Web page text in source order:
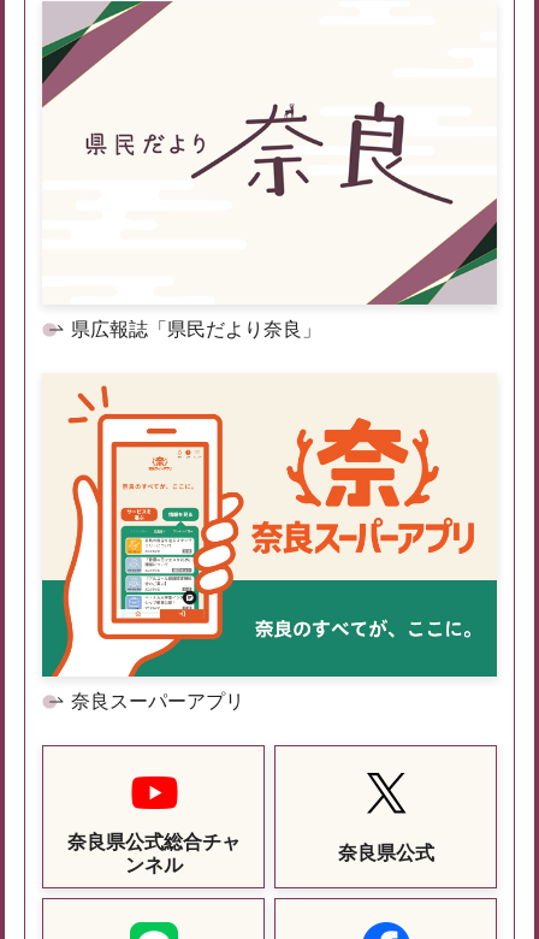
県広報誌「県民だより奈良」
奈良スーパーアプリ
奈良県公式総合チャ
ンネル
奈良県公式